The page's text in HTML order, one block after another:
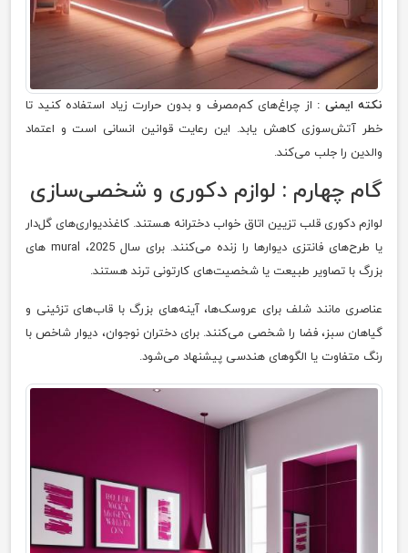
نکته ایمنی : از چراغ‌های کم‌مصرف و بدون حرارت زیاد استفاده کنید تا
خطر آتش‌سوزی کاهش یابد. این رعایت قوانین انسانی است و اعتماد
والدین را جلب می‌کند.
گام چهارم : لوازم دکوری و شخصی‌سازی
لوازم دکوری قلب تزیین اتاق خواب دخترانه هستند. کاغذدیواری‌های گل‌دار
یا طرح‌های فانتزی دیوارها را زنده می‌کنند. برای سال 2025، mural های
بزرگ با تصاویر طبیعت یا شخصیت‌های کارتونی ترند هستند.
عناصری مانند شلف برای عروسک‌ها، آینه‌های بزرگ با قاب‌های تزئینی و
گیاهان سبز، فضا را شخصی می‌کنند. برای دختران نوجوان، دیوار شاخص با
رنگ متفاوت یا الگوهای هندسی پیشنهاد می‌شود.